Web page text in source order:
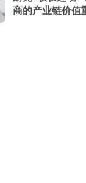
商的产业链价值